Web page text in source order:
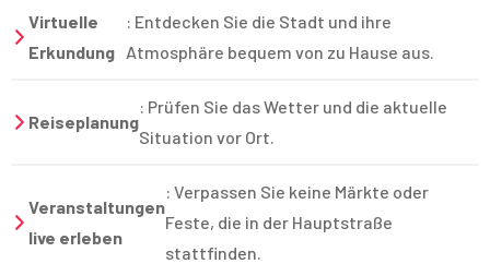
Virtuelle
Erkundung
: Entdecken Sie die Stadt und ihre
Atmosphäre bequem von zu Hause aus.
Reiseplanung
: Prüfen Sie das Wetter und die aktuelle
Situation vor Ort.
Veranstaltungen
live erleben
: Verpassen Sie keine Märkte oder
Feste, die in der Hauptstraße
stattfinden.